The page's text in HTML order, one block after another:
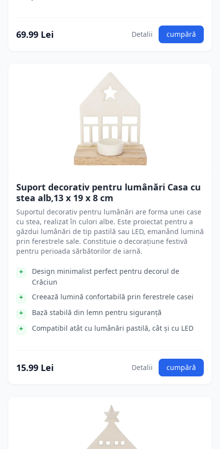
69.99 Lei Detalii cumpără
Suport decorativ pentru lumânări Casa cu
stea alb,13 x 19 x 8 cm
Suportul decorativ pentru lumânări are forma unei case
cu stea, realizat în culori albe. Este proiectat pentru a
găzdui lumânări de tip pastilă sau LED, emanând lumină
prin ferestrele sale. Constituie o decorațiune festivă
pentru perioada sărbătorilor de iarnă.
Design minimalist perfect pentru decorul de
Crăciun
Creează lumină confortabilă prin ferestrele casei
Bază stabilă din lemn pentru siguranță
Compatibil atât cu lumânări pastilă, cât și cu LED
15.99 Lei Detalii cumpără